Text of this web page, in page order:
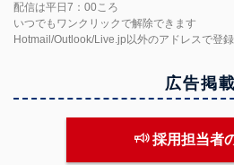
配信は平日7：00ころ
いつでもワンクリックで解除できます
Hotmail/Outlook/Live.jp以外のアドレスで登
広告掲載
採用担当者